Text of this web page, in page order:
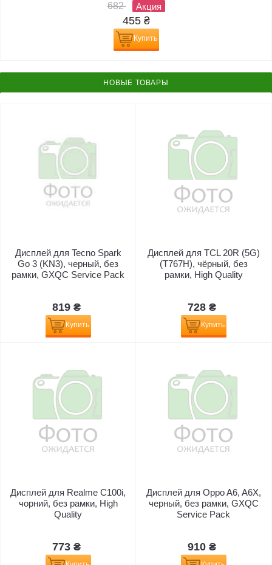
682 Акция
455 ₴
Купить
НОВЫЕ ТОВАРЫ
Дисплей для Tecno Spark
Go 3 (KN3), черный, без
рамки, GXQC Service Pack
819 ₴
Купить
Дисплей для TCL 20R (5G)
(T767H), чёрный, без
рамки, High Quality
728 ₴
Купить
Дисплей для Realme C100i,
чорний, без рамки, High
Quality
773 ₴
Дисплей для Oppo A6, A6X,
черный, без рамки, GXQC
Service Pack
910 ₴